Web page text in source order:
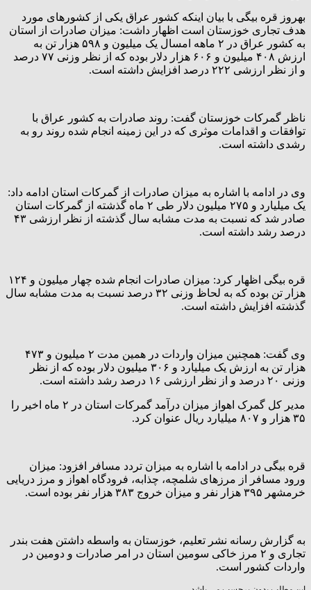
بهروز قره بیگی با بیان اینکه کشور عراق یکی از کشورهای مورد
هدف تجاری خوزستان است اظهار داشت: میزان صادرات از استان
به کشور عراق در ۲ ماهه امسال یک میلیون و ۵۹۸ هزار تن به
ارزش ۴۰۸ میلیون و ۶۰۶ هزار دلار بوده که از نظر وزنی ۷۷ درصد
و از نظر ارزشی ۲۲۲ درصد افزایش داشته است.
ناظر گمرکات خوزستان گفت: روند صادرات به کشور عراق با
توافقات و اقدامات موثری که در این زمینه انجام شده روند رو به
رشدی داشته است.
وی در ادامه با اشاره به میزان صادرات از گمرکات استان ادامه داد:
یک میلیارد و ۲۷۵ میلیون دلار طی ۲ ماه گذشته از گمرکات استان
صادر شد که نسبت به مدت مشابه سال گذشته از نظر ارزشی ۴۳
درصد رشد داشته است.
قره بیگی اظهار کرد: میزان صادرات انجام شده چهار میلیون و ۱۲۴
هزار تن بوده که به لحاظ وزنی ۳۲ درصد نسبت به مدت مشابه سال
گذشته افزایش داشته است.
وی گفت: همچنین میزان واردات در همین مدت ۲ میلیون و ۴۷۳
هزار تن به ارزش یک میلیارد و ۳۰۶ میلیون دلار بوده که از نظر
وزنی ۲۰ درصد و از نظر ارزشی ۱۶ درصد رشد داشته است.
مدیر کل گمرک اهواز میزان درآمد گمرکات استان در ۲ ماه اخیر را
۳۵ هزار و ۸۰۷ میلیارد ریال عنوان کرد.
قره بیگی در ادامه با اشاره به میزان تردد مسافر افزود: میزان
ورود مسافر از مرزهای شلمچه، چذابه، فرودگاه اهواز و مرز دریایی
خرمشهر ۳۹۵ هزار نفر و میزان خروج ۳۸۳ هزار نفر بوده است.
به گزارش رسانه نشر تعلیم، خوزستان به واسطه داشتن هفت بندر
تجاری و ۲ مرز خاکی سومین استان در امر صادرات و دومین در
واردات کشور است.